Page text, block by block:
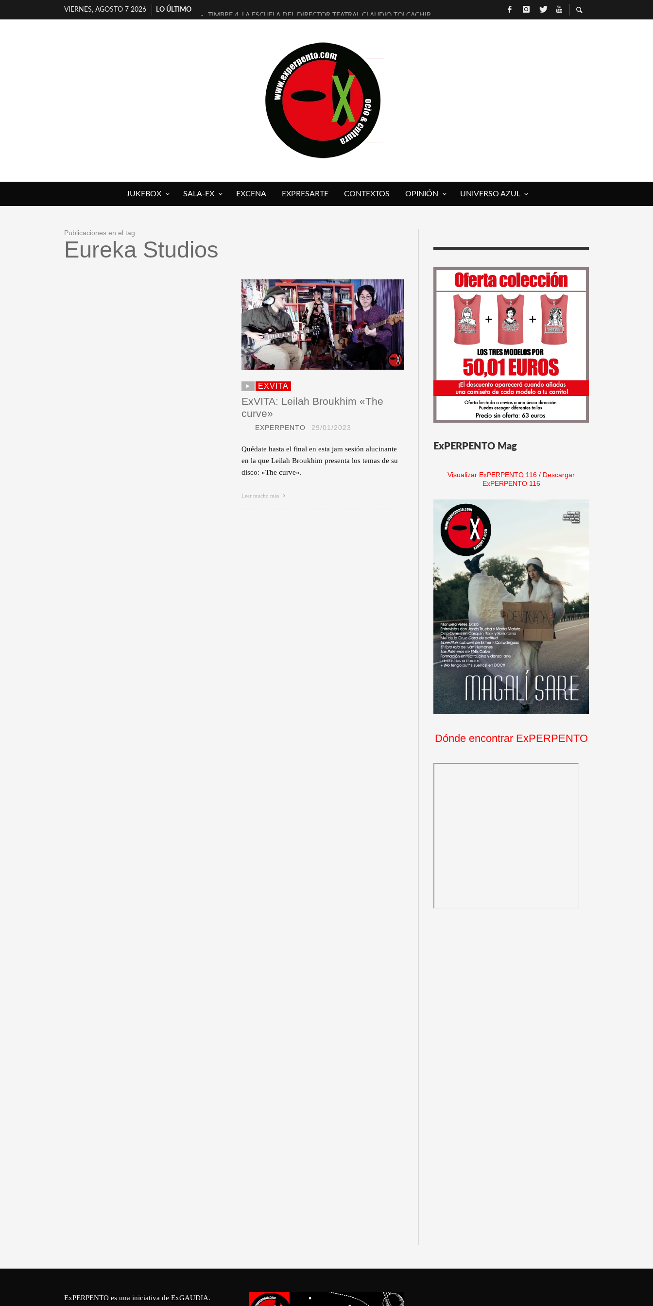
VIERNES, AGOSTO 7 2026
LO ÚLTIMO
TIMBRE 4, LA ESCUELA DEL DIRECTOR TEATRAL CLAUDIO TOLCACHIR
MILITARES JUDÍAS EN #EXVITA
D’BALDOMEROS REINVENTAN [BITÁCORA 3.0] EN EXVITA
MARSHALL FLASH PRESENTA EN EXVITA [RELATIVA SENCILLEZ]
JOFRE BARDAGÍ EN EXVITA INTERPRETANDO A SERRAT
YORCH PRESENTA [CURSO DE ARMONÍA PERSECUTORIA] EN EXVITA
MAGALÍ SARE NOS EXPLICA [DESCASADA]
«NO TENGO PUTOS SUEÑOS»
JUKEBOX SALA-EX EXCENA EXPRESARTE CONTEXTOS OPINIÓN UNIVERSO AZUL
Publicaciones en el tag
Eureka Studios
EXVITA
ExVITA: Leilah Broukhim «The
curve»
EXPERPENTO 29/01/2023
Quédate hasta el final en esta jam sesión alucinante
en la que Leilah Broukhim presenta los temas de su
disco: «The curve».
Leer mucho más
ExPERPENTO Mag
Visualizar ExPERPENTO 116 / Descargar
ExPERPENTO 116
Dónde encontrar ExPERPENTO
ExPERPENTO es una iniciativa de ExGAUDIA.